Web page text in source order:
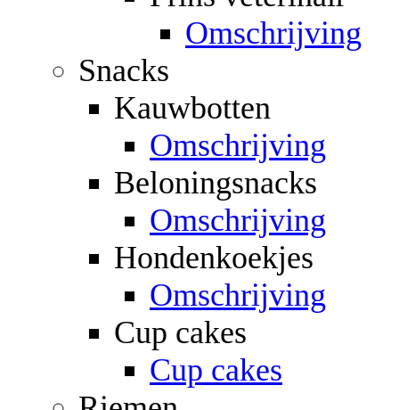
Omschrijving
Snacks
Kauwbotten
Omschrijving
Beloningsnacks
Omschrijving
Hondenkoekjes
Omschrijving
Cup cakes
Cup cakes